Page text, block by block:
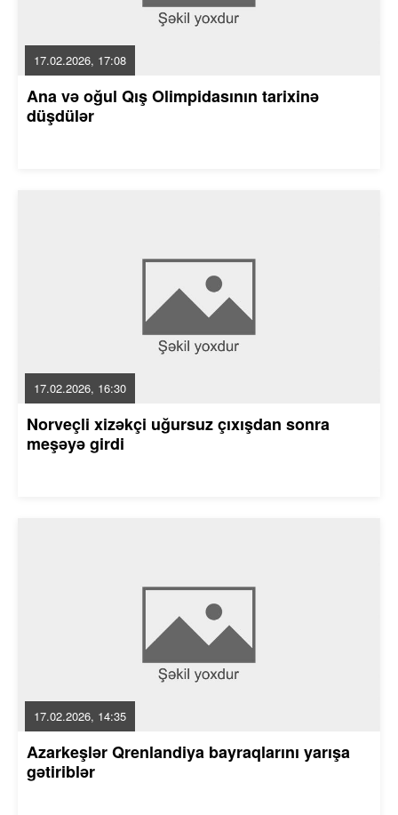
17.02.2026, 17:08
Ana və oğul Qış Olimpidasının tarixinə
düşdülər
17.02.2026, 16:30
Norveçli xizəkçi uğursuz çıxışdan sonra
meşəyə girdi
17.02.2026, 14:35
Azarkeşlər Qrenlandiya bayraqlarını yarışa
gətiriblər